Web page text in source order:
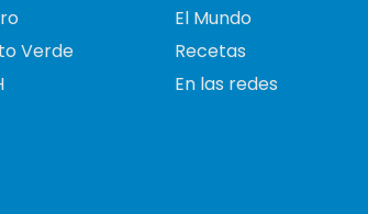
Verde
El Mundo
Recetas
En las redes